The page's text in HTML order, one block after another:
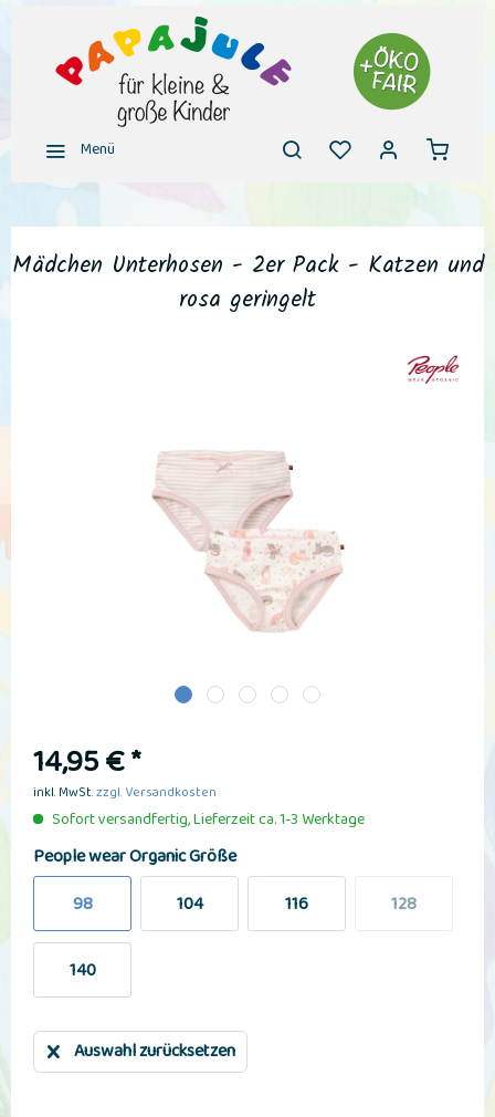
Menü
Mädchen Unterhosen - 2er Pack - Katzen und
rosa geringelt
14,95 € *
inkl. MwSt.zzgl. Versandkosten
Sofort versandfertig, Lieferzeit ca. 1-3 Werktage
People wear Organic Größe
98
104 116 128
140
Auswahl zurücksetzen